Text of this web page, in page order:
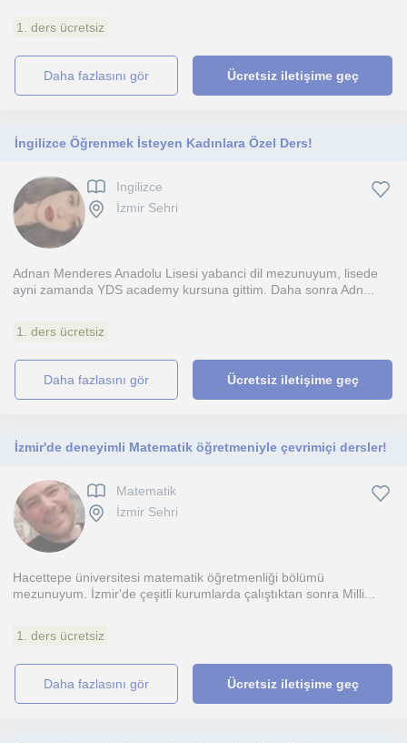
1. ders ücretsiz
daha fazlasını gör Ücretsiz iletişime geç
İngilizce Öğrenmek İsteyen Kadınlara Özel Ders!
Ingilizce
İzmir Sehri
Adnan Menderes Anadolu Lisesi yabanci dil mezunuyum, lisede
ayni zamanda YDS academy kursuna gittim. Daha sonra Adn...
1. ders ücretsiz
daha fazlasını gör Ücretsiz iletişime geç
İzmir'de deneyimli Matematik öğretmeniyle çevrimiçi dersler!
Matematik
İzmir Sehri
Hacettepe üniversitesi matematik öğretmenliği bölümü
mezunuyum. İzmir'de çeşitli kurumlarda çalıştıktan sonra Milli...
1. ders ücretsiz
daha fazlasını gör Ücretsiz iletişime geç